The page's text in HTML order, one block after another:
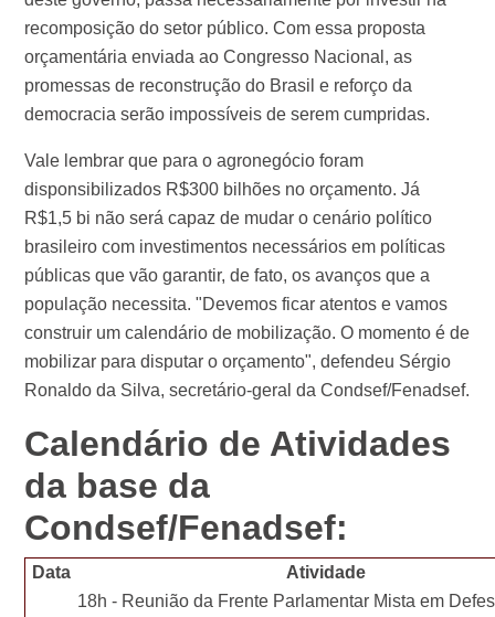
recomposição do setor público. Com essa proposta
orçamentária enviada ao Congresso Nacional, as
promessas de reconstrução do Brasil e reforço da
democracia serão impossíveis de serem cumpridas.
Vale lembrar que para o agronegócio foram
disponsibilizados R$300 bilhões no orçamento. Já
R$1,5 bi não será capaz de mudar o cenário político
brasileiro com investimentos necessários em políticas
públicas que vão garantir, de fato, os avanços que a
população necessita. "Devemos ficar atentos e vamos
construir um calendário de mobilização. O momento é de
mobilizar para disputar o orçamento", defendeu Sérgio
Ronaldo da Silva, secretário-geral da Condsef/Fenadsef.
Calendário de Atividades
da base da
Condsef/Fenadsef:
Data Atividade
18h - Reunião da Frente Parlamentar Mista em